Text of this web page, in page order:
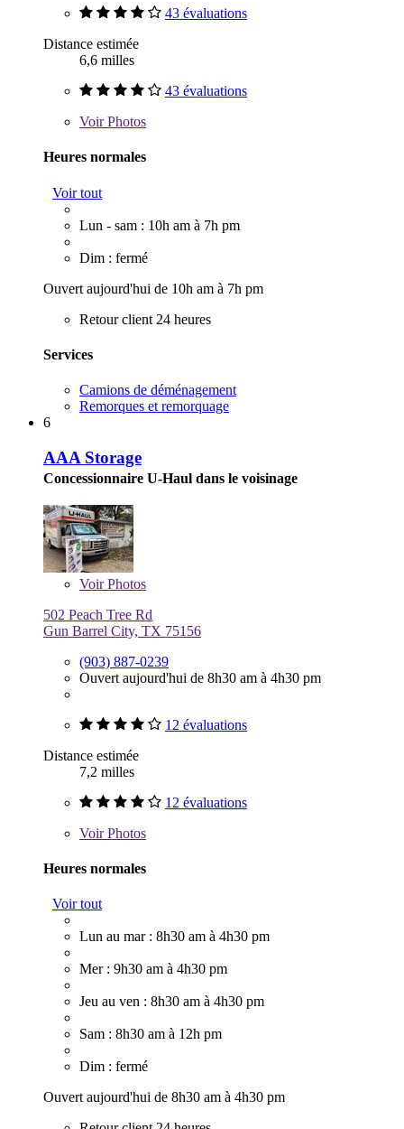
43 évaluations
Distance estimée
6,6 milles
43 évaluations
VoirPhotos
Heures normales
Voir tout
Lun - sam : 10h am à 7h pm
Dim : fermé
Ouvert aujourd'hui de 10h am à 7h pm
Retour client 24 heures
Services
Camions de déménagement
Remorques et remorquage
6
AAA Storage
Concessionnaire U-Haul dans le voisinage
VoirPhotos
502 Peach Tree Rd
Gun Barrel City, TX 75156
(903) 887-0239
Ouvert aujourd'hui de 8h30 am à 4h30 pm
12 évaluations
Distance estimée
7,2 milles
12 évaluations
VoirPhotos
Heures normales
Voir tout
Lun au mar : 8h30 am à 4h30 pm
Mer : 9h30 am à 4h30 pm
Jeu au ven : 8h30 am à 4h30 pm
Sam : 8h30 am à 12h pm
Dim : fermé
Ouvert aujourd'hui de 8h30 am à 4h30 pm